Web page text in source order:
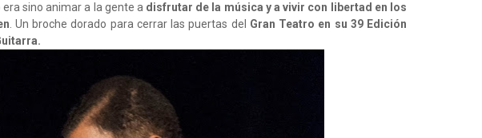
sino animar a la gente a disfrutar de la música y a vivir con libertad en los
. Un broche dorado para cerrar las puertas del Gran Teatro en su 39 Edición